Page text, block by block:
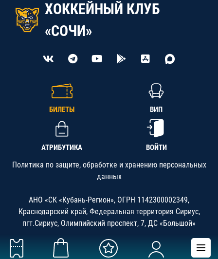
ХОККЕЙНЫЙ КЛУБ
«СОЧИ»
БИЛЕТЫ ВИП
АТРИБУТИКА ВОЙТИ
Политика по защите, обработке и хранению персональных
данных
АНО «СК «Кубань-Регион», ОГРН 1142300002349,
Краснодарский край, Федеральная территория Сириус,
пгт.Сириус, Олимпийский проспект, 7, ДС «Большой»